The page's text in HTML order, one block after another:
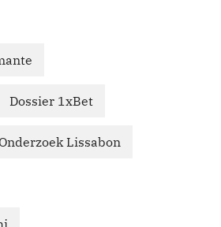
Dossier 1xBet
Lissabon